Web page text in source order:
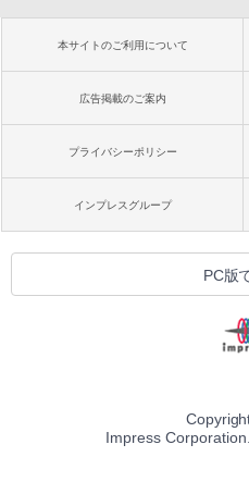
本サイトのご利用について
広告掲載のご案内
プライバシーポリシー
インプレスグループ
PC版
Impress